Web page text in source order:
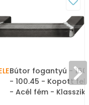
Bútor fogantyú - 160
- 100.45 - Kopott
- Acél fém -